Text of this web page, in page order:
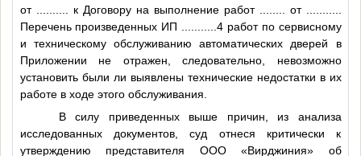
от
к Договору на выполнение работ от
Перечень произведенных ИП
...........4 работ по сервисному
и техническому обслуживанию автоматических дверей в
Приложении не отражен, следовательно, невозможно
установить были ли выявлены технические недостатки в их
работе в ходе этого обслуживания.
В силу приведенных выше причин, из анализа
исследованных документов, суд отнеся критически к
утверждению представителя ООО «Вирджиния» об